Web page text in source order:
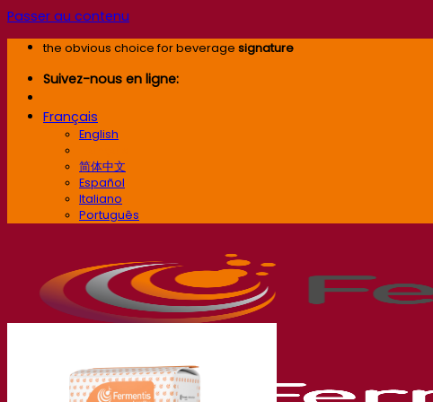
Passer au contenu
the obvious choice for beverage signature
Suivez-nous en ligne:
Français
English
简体中文
Español
Italiano
Português